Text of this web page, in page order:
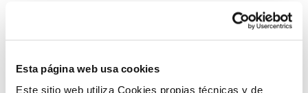
Esta página web usa cookies
Este sitio web utiliza Cookies propias técnicas y de
de IESA, son
idóneas para conseguir la mejor gestión económica de
mediante los que obtener una visión detallada de
como se está orientando económicamente la